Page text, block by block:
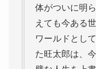
体がついに明
えても今ある
ワールドとし
た旺太郎は、